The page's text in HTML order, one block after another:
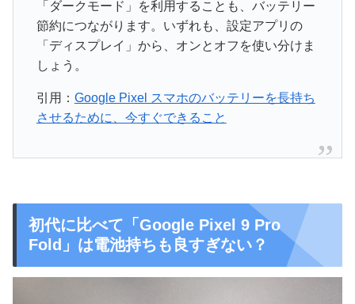
「ダークモード」を利用することも、バッテリー
節約につながります。いずれも、設定アプリの
「ディスプレイ」から、オンとオフを使い分けま
しょう。
引用： Google Pixel スマホの​​バッテリーを​​長持ち
させる​​ために、​​今すぐできる​​こと
初代に比べて「Google Pixel 9 Pro
Fold」は電池持ちも良すぎない？